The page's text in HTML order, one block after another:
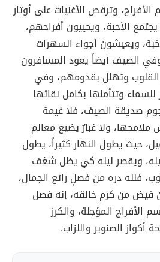
وترقص الأغنيات على أوتار
الأحبة، ويحييون أفراحهم،
ويعيشون أجواء السهرات
الصيف أيضاً يعود المسافرون
وتهلل بقدومهم، وفي
وتتأملها بكامل نقائها
صديقة الصيف، فلا غيمة
ولا غبارٌ يضيع معالم
حيث يطول النهار كثيراً، يطول
ويقصر ليله كي يظل شغف
فلله دره من فصلٍ رائع الجمال،
فيض من كرم خالقه، إنه فصل
الأفراح المؤجلة، والكرز
أكواز الصنوبر واللزاب.